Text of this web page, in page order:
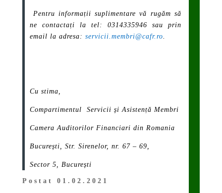
Pentru informații suplimentare vă rugăm să
ne contactați la tel: 0314335946 sau prin
email la adresa: servicii.membri@cafr.ro
Cu stima,
Compartimentul Servicii și Asistență Membri
Camera Auditorilor Financiari din Romania
București, Str. Sirenelor, nr. 67 – 69,
Sector 5, București
Postat 01.02.2021